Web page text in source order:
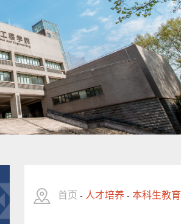
首页 - 人才培养 - 本科生教育